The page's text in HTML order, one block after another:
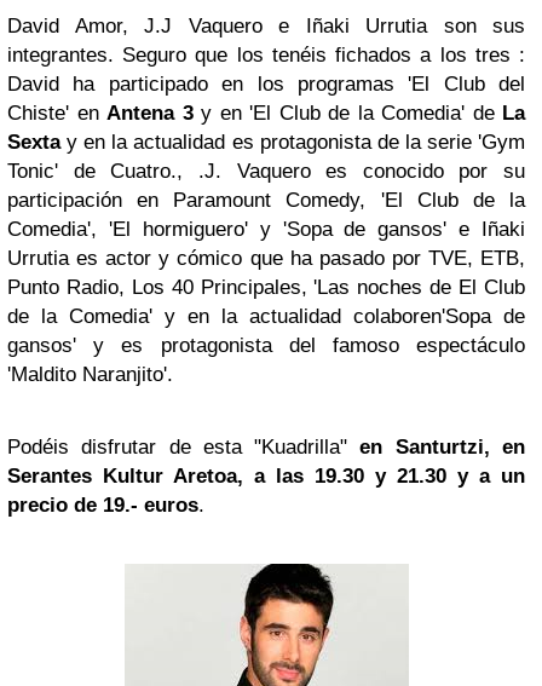
David Amor, J.J Vaquero e Iñaki Urrutia son sus
integrantes. Seguro que los tenéis fichados a los tres :
David ha participado en los programas 'El Club del
Chiste' en Antena 3y en 'El Club de la Comedia' de La
Sextay en la actualidad es protagonista de la serie 'Gym
Tonic' de Cuatro., .J. Vaquero es conocido por su
participación en Paramount Comedy, 'El Club de la
Comedia', 'El hormiguero' y 'Sopa de gansos' e Iñaki
Urrutia es actor y cómico que ha pasado por TVE, ETB,
Punto Radio, Los 40 Principales, 'Las noches de El Club
de la Comedia' y en la actualidad colaboren'Sopa de
gansos' y es protagonista del famoso espectáculo
'Maldito Naranjito'.
Podéis disfrutar de esta "Kuadrilla"en Santurtzi, en
Serantes Kultur Aretoa, a las 19.30 y 21.30 y a un
precio de 19.- euros.